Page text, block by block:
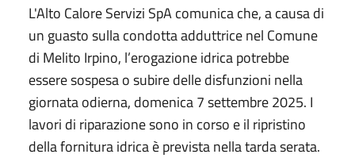
L'Alto Calore Servizi SpA comunica che, a causa di
un guasto sulla condotta adduttrice nel Comune
di Melito Irpino, l’erogazione idrica potrebbe
essere sospesa o subire delle disfunzioni nella
giornata odierna, domenica 7 settembre 2025. I
lavori di riparazione sono in corso e il ripristino
della fornitura idrica è prevista nella tarda serata.